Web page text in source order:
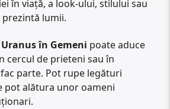
în viață, a look-ului, stilului sau
lumii.
în Gemeni poate aduce
cercul de prieteni sau în
parte. Pot rupe legături
pot alătura unor oameni